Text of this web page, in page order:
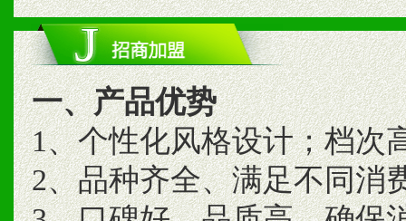
一、产品优势
1、个性化风格设计；档次
2、品种齐全、满足不同消